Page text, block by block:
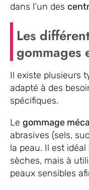
dans l’un des
Les
gommages
Il existe plusieurs
adapté à des
spécifiques.
Le gommage
abrasives (sels,
la peau. Il est
sèches, mais à
peaux sensibles